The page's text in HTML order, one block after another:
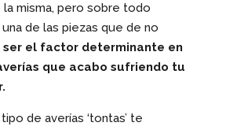
misma, pero sobre todo
una de las piezas que de no
ser el factor determinante en
que acabo sufriendo tu
de averías ‘tontas’ te